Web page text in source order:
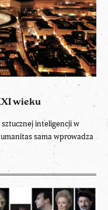
wieku
inteligencji w
sama wprowadza